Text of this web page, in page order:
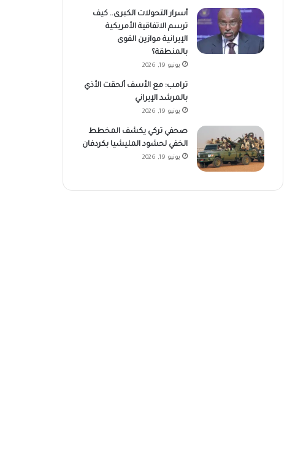
أسرار التحولات الكبرى.. كيف
ترسم الاتفاقية الأمريكية
الإيرانية موازين القوى
بالمنطقة؟
يونيو 19, 2026
ترامب: مع الأسف ألحقت الأذي
بالمرشد الإيراني
يونيو 19, 2026
صحفي تركي يكشف المخطط
الخفي لحشود المليشيا بكردفان
يونيو 19, 2026